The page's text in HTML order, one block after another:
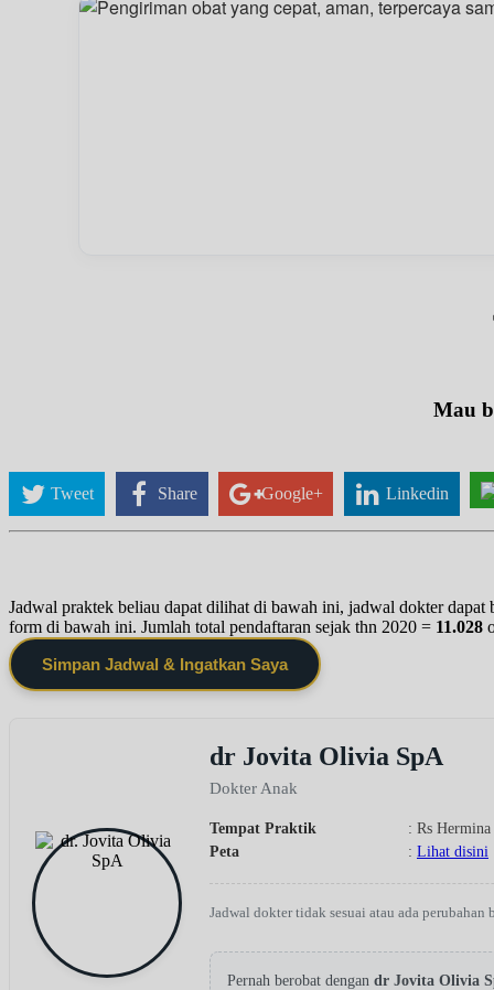
Mau
Tweet Share Google+ Linkedin
Jadwal praktek beliau dapat dilihat di bawah ini, jadwal dokter dapat
form di bawah ini. Jumlah total pendaftaran sejak thn 2020 = 11.028
Simpan Jadwal & Ingatkan Saya
dr Jovita Olivia SpA
Dokter Anak
Tempat Praktik
: Rs
Peta
: Lihat disini
Jadwal dokter tidak sesuai atau ada perubahan
Pernah berobat dengan dr Jovita Olivia